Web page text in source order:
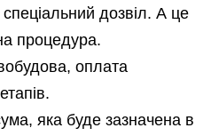
дозвіл. А це
процедура.
оплата
яка буде зазначена в